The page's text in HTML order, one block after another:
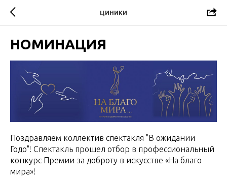
ЦИНИКИ
НОМИНАЦИЯ
Поздравляем коллектив спектакля "В ожидании
Годо"! Спектакль прошел отбор в профессиональный
конкурс Премии за доброту в искусстве «На благо
мира»!